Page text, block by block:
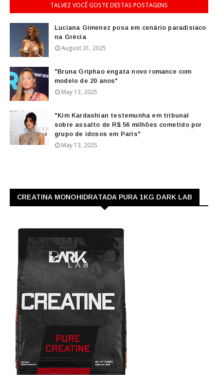
TALVEZ VOCÊ GOSTE DESTAS POSTAGENS
Luciana Gimenez posa em cenário paradisíaco
na Grécia
August 31, 2025
"Bruna Griphao engata novo romance com
modelo de 20 anos"
May 13, 2025
"Kim Kardashian testemunha em tribunal
sobre assalto de R$ 56 milhões cometido por
grupo de idosos em Paris"
May 13, 2025
CREATINA MONOHIDRATADA PURA 1KG DARK LAB